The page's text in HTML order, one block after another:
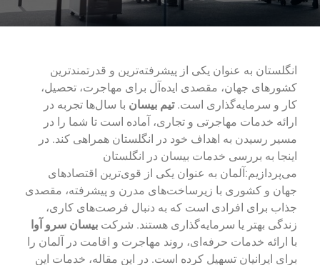
انگلستان به عنوان یکی از پیشرفته‌ترین و قدرتمندترین
کشورهای جهان، مقصدی ایده‌آل برای مهاجرت، تحصیل،
کار و سرمایه‌گذاری است.تیم بیسان با سال‌ها تجربه در
ارائه خدمات مهاجرتی و تجاری، آماده است تا شما را در
مسیر رسیدن به اهداف خود در انگلستان همراهی کند. در
اینجا به بررسی خدمات بیسان در انگلستان
می‌پردازیم:آلمان به عنوان یکی از قوی‌ترین اقتصادهای
جهان و کشوری با زیرساخت‌های مدرن و پیشرفته، مقصدی
جذاب برای افرادی است که به دنبال فرصت‌های کاری،
زندگی بهتر یا سرمایه‌گذاری هستند. شرکتبیسان سرو آوا
با ارائه خدمات حرفه‌ای، روند مهاجرت و اقامت در آلمان را
برای ایرانیان تسهیل کرده است. در این مقاله، خدمات این